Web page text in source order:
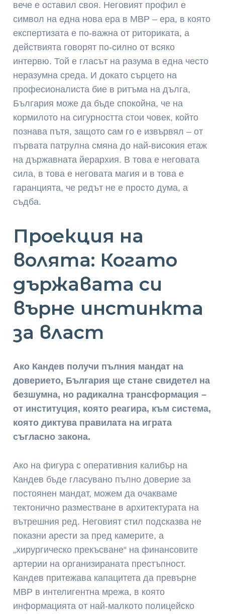
вече е оставил своя. Неговият профил е
символ на една нова ера в МВР – ера, в която
експертизата е по-важна от риториката, а
действията говорят по-силно от всяко
интервю. Той е гласът на разума в една често
неразумна среда. И докато сърцето на
професионалиста бие в ритъма на дълга,
България може да бъде спокойна, че на
кормилото на сигурността стои човек, който
познава пътя, защото сам го е извървял – от
първата патрулна смяна до най-високия етаж
на държавната йерархия. В това е неговата
сила, в това е неговата магия и в това е
гаранцията, че редът не е просто дума, а
съдба.
Проекция на
волята: Когато
държавата си
върне инстинкта
за власт
Ако Кандев получи пълния мандат на
доверието, България ще стане свидетел на
безшумна, но радикална трансформация –
от институция, която реагира, към система,
която диктува правилата на играта
съгласно закона.
Ако на фигура с оперативния калибър на
Кандев бъде гласувано пълно доверие за
постоянен мандат, можем да очакваме
тектонично разместване в архитектурата на
вътрешния ред. Неговият стил подсказва не
показни арести за пред камерите, а
„хирургическо прекъсване“ на финансовите
артерии на организираната престъпност.
Кандев притежава капацитета да превърне
МВР в интелигентна мрежа, в която
информацията от най-малкото полицейско